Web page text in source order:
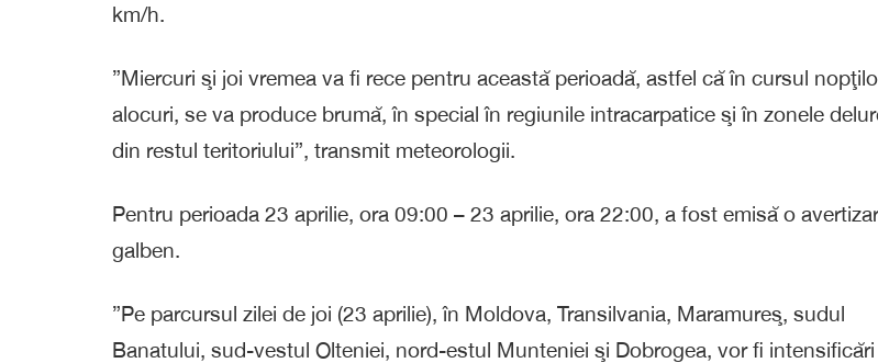
km/h.
”Miercuri şi joi vremea va fi rece pentru această perioadă, astfel că în cursul
alocuri, se va produce brumă, în special în regiunile intracarpatice şi în zonele
din restul teritoriului”, transmit meteorologii.
Pentru perioada 23 aprilie, ora 09:00 – 23 aprilie, ora 22:00, a fost emisă o
galben.
”Pe parcursul zilei de joi (23 aprilie), în Moldova, Transilvania, Maramureş, sudul
Banatului, sud-vestul Olteniei, nord-estul Munteniei şi Dobrogea, vor fi intensificări